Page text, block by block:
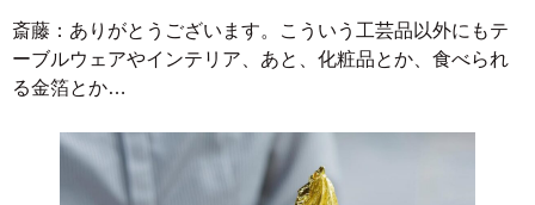
斎藤：ありがとうございます。こういう工芸品以外にもテ
ーブルウェアやインテリア、あと、化粧品とか、食べられ
る金箔とか…